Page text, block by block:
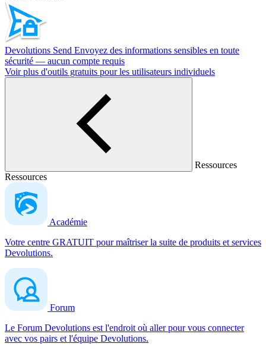
Devolutions Send Envoyez des informations sensibles en toute
sécurité — aucun compte requis
Voir plus d'outils gratuits pour les utilisateurs individuels
Ressources
Ressources
Académie
Votre centre GRATUIT pour maîtriser la suite de produits et services
Devolutions.
Forum
Le Forum Devolutions est l'endroit où aller pour vous connecter
avec vos pairs et l'équipe Devolutions.